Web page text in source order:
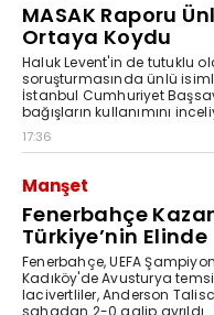
MASAK Raporu
Ortaya Koydu
Haluk Levent'in de tutuklu
soruşturmasında ünlü
İstanbul Cumhuriyet
bağışların kullanımını
17:36
Manşet
Fenerbahçe
Türkiye’nin Elinde
Fenerbahçe, UEFA
Kadıköy'de Avusturya
lacivertliler, Anderson